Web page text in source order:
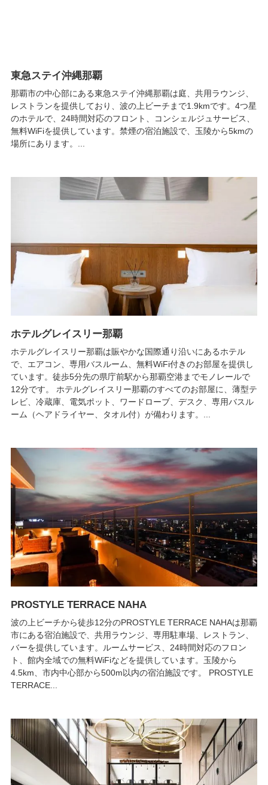
東急ステイ沖縄那覇
那覇市の中心部にある東急ステイ沖縄那覇は庭、共用ラウンジ、
レストランを提供しており、波の上ビーチまで1.9kmです。4つ星
のホテルで、24時間対応のフロント、コンシェルジュサービス、
無料WiFiを提供しています。禁煙の宿泊施設で、玉陵から5kmの
場所にあります。...
ホテルグレイスリー那覇
ホテルグレイスリー那覇は賑やかな国際通り沿いにあるホテル
で、エアコン、専用バスルーム、無料WiFi付きのお部屋を提供し
ています。徒歩5分先の県庁前駅から那覇空港までモノレールで
12分です。 ホテルグレイスリー那覇のすべてのお部屋に、薄型テ
レビ、冷蔵庫、電気ポット、ワードローブ、デスク、専用バスル
ーム（ヘアドライヤー、タオル付）が備わります。...
PROSTYLE TERRACE NAHA
波の上ビーチから徒歩12分のPROSTYLE TERRACE NAHAは那覇
市にある宿泊施設で、共用ラウンジ、専用駐車場、レストラン、
バーを提供しています。ルームサービス、24時間対応のフロン
ト、館内全域での無料WiFiなどを提供しています。玉陵から
4.5km、市内中心部から500m以内の宿泊施設です。 PROSTYLE
TERRACE...